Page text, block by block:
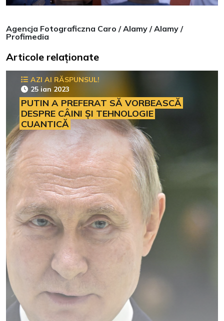
Agencja Fotograficzna Caro / Alamy / Alamy /
Profimedia
Articole relaționate
AZI AI RĂSPUNSUL!
25 ian 2023
PUTIN A PREFERAT SĂ VORBEASCĂ
DESPRE CÂINI ȘI TEHNOLOGIE
CUANTICĂ